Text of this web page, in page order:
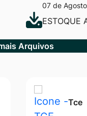
07 de
ESTOQUE
Arquivos
Tce